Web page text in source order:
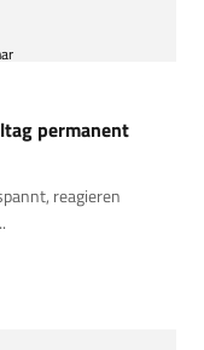
permanent
reagieren